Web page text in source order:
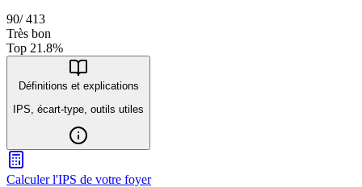
90/413
Très bon
Top 21.8%
Définitions et explications
IPS, écart-type, outils utiles
Calculer l'IPS de votre foyer